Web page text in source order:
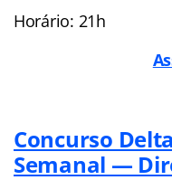
Horário: 21h
Concurso
Semanal —